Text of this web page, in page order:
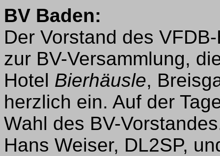
BV Baden:
Der Vorstand des
zur BV-Versammlung,
Hotel Bierhäusle,
herzlich ein. Auf der
Wahl des BV-
Hans Weiser, DL2SP,